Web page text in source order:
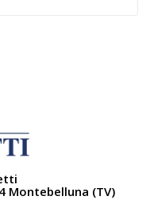
Montebelluna (TV)